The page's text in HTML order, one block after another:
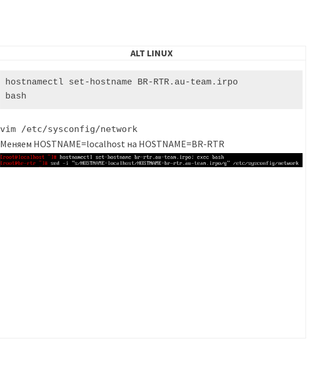
ALT LINUX
hostnamectl set-hostname BR-RTR.au-team.irpo
bash
vim /etc/sysconfig/network
Меняем HOSTNAME=localhost на HOSTNAME=BR-RTR